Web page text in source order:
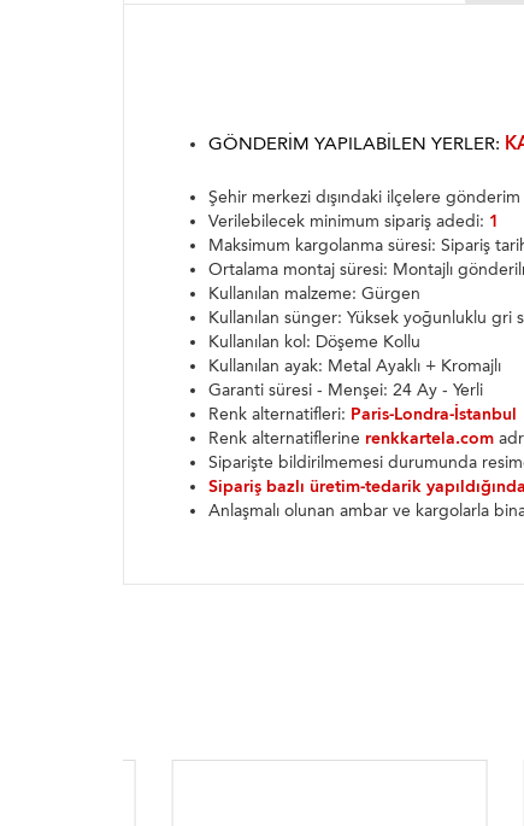
GÖNDERIM YAPILABILEN YERLER:
Şehir merkezi dışındaki ilçelere
Verilebilecek minimum sipariş adedi: 1
Maksimum kargolanma süresi: Sipariş
Ortalama montaj süresi: Montajlı
Kullanılan malzeme: Gürgen
Kullanılan sünger: Yüksek yoğunluklu gri
Kullanılan kol: Döşeme Kollu
Kullanılan ayak: Metal Ayaklı + Kromajlı
Garanti süresi - Menşei: 24 Ay - Yerli
Renk alternatifleri: Paris-Londra-İstanbul
Renk alternatiflerine renkkartela.com
Siparişte bildirilmemesi durumunda
Sipariş bazlı üretim-tedarik
Anlaşmalı olunan ambar ve kargolarla